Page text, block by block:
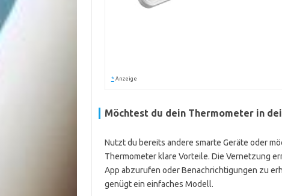
* Anzeige
Möchtest du dein Thermometer in
Nutzt du bereits andere smarte Geräte oder
Thermometer klare Vorteile. Die Vernetzung
App abzurufen oder Benachrichtigungen zu
genügt ein einfaches Modell.